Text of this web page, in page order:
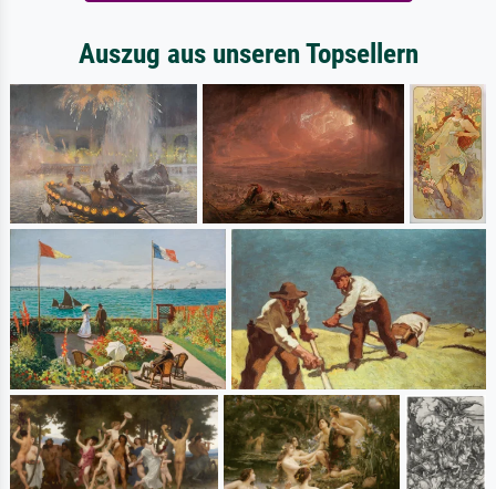
Auszug aus unseren Topsellern